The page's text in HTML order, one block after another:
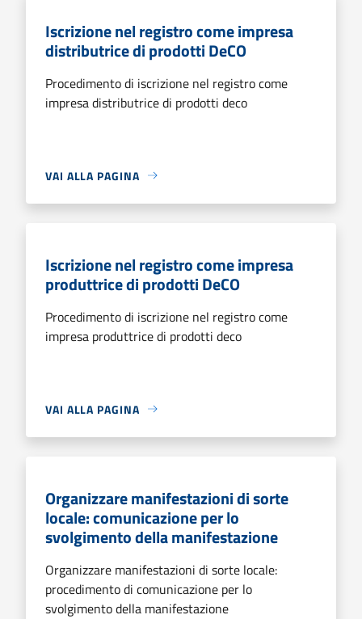
Iscrizione nel registro come impresa
distributrice di prodotti DeCO
Procedimento di iscrizione nel registro come
impresa distributrice di prodotti deco
VAI ALLA PAGINA
Iscrizione nel registro come impresa
produttrice di prodotti DeCO
Procedimento di iscrizione nel registro come
impresa produttrice di prodotti deco
VAI ALLA PAGINA
Organizzare manifestazioni di sorte
locale: comunicazione per lo
svolgimento della manifestazione
Organizzare manifestazioni di sorte locale:
procedimento di comunicazione per lo
svolgimento della manifestazione